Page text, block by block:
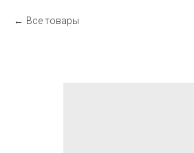
Все товары